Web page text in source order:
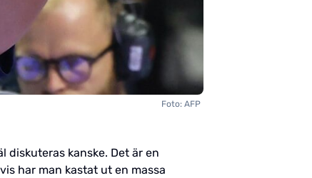
Foto: AFP
diskuteras kanske. Det är en
har man kastat ut en massa